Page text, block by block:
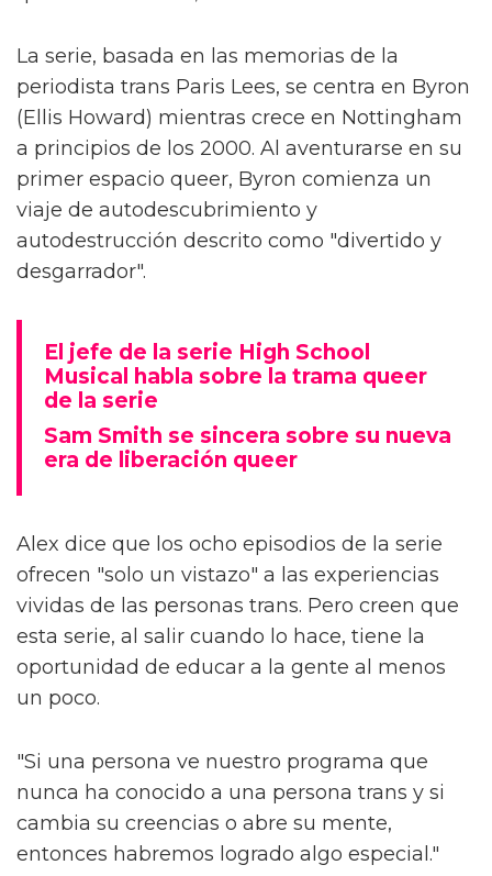
La serie, basada en las memorias de la
periodista trans Paris Lees, se centra en Byron
(Ellis Howard) mientras crece en Nottingham
a principios de los 2000. Al aventurarse en su
primer espacio queer, Byron comienza un
viaje de autodescubrimiento y
autodestrucción descrito como "divertido y
desgarrador".
El jefe de la serie High School
Musical habla sobre la trama queer
de la serie
Sam Smith se sincera sobre su nueva
era de liberación queer
Alex dice que los ocho episodios de la serie
ofrecen "solo un vistazo" a las experiencias
vividas de las personas trans. Pero creen que
esta serie, al salir cuando lo hace, tiene la
oportunidad de educar a la gente al menos
un poco.
"Si una persona ve nuestro programa que
nunca ha conocido a una persona trans y si
cambia su creencias o abre su mente,
entonces habremos logrado algo especial."